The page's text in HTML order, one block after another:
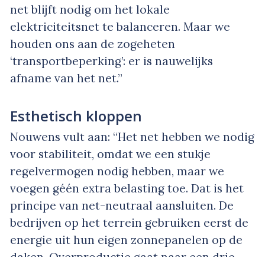
net blijft nodig om het lokale
elektriciteitsnet te balanceren. Maar we
houden ons aan de zogeheten
‘transportbeperking’: er is nauwelijks
afname van het net.”
Esthetisch kloppen
Nouwens vult aan: “Het net hebben we nodig
voor stabiliteit, omdat we een stukje
regelvermogen nodig hebben, maar we
voegen géén extra belasting toe. Dat is het
principe van net-neutraal aansluiten. De
bedrijven op het terrein gebruiken eerst de
energie uit hun eigen zonnepanelen op de